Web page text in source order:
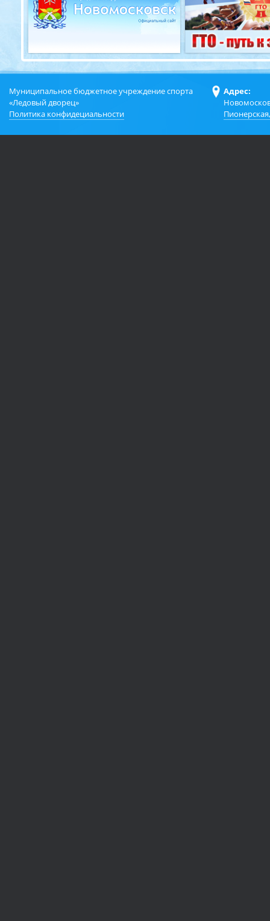
Муниципальное бюджетное учреждение спорта
«Ледовый дворец»
Политика конфидециальности
Адрес: